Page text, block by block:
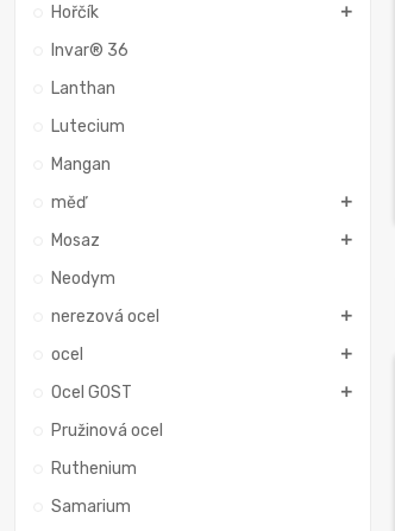
Hořčík
Invar® 36
Lanthan
Lutecium
Mangan
měď
Mosaz
Neodym
nerezová ocel
ocel
Ocel GOST
Pružinová ocel
Ruthenium
Samarium